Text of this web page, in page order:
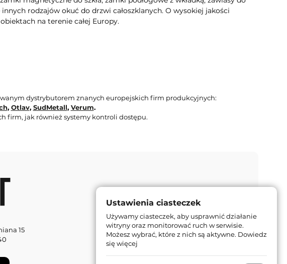
rodzajów okuć do drzwi całoszklanych. O wysokiej jakości
na terenie całej Europy.
dystrybutorem znanych europejskich firm produkcyjnych:
, Otlav, SudMetall, Verum.
firm, jak również systemy kontroli dostępu.
15
Ustawienia ciasteczek
Używamy ciasteczek, aby usprawnić działanie
witryny oraz monitorować ruch w serwisie.
Możesz wybrać, które z nich są aktywne. Dowiedz
się więcej